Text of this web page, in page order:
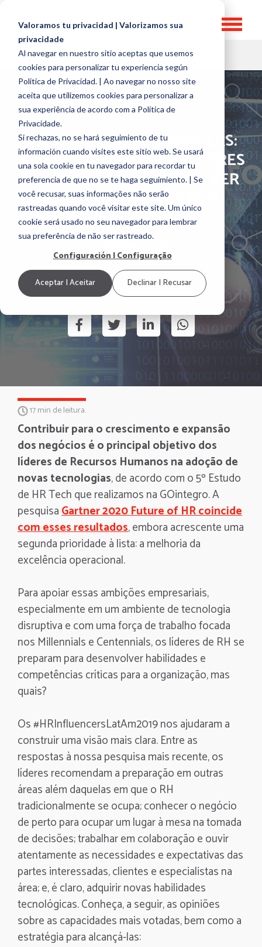
Valoramos tu privacidad | Valorizamos sua
privacidade
Al navegar en nuestro sitio aceptas que usemos
cookies para personalizar tu experiencia según
Politica de Privacidad. | Ao navegar no nosso site
aceita que utilizemos cookies para personalizar a
sua experiência de acordo com a Política de
Privacidade.
Si rechazas, no se hará seguimiento de tu
información cuando visites este sitio web. Se usará
una sola cookie en tu navegador para recordar tu
preferencia de que no se te haga seguimiento. | Se
você recusar, suas informações não serão
rastreadas quando você visitar este site. Um único
cookie será usado no seu navegador para lembrar
sua preferência de não ser rastreado.
Configuración | Configuração
Aceptar | Aceitar Declinar | Recusar
HR TOPICS
[OPINIÃO] HR INFLUENCERS:
HABILIDADES QUE OS LÍDERES
DE RH DEVEM DESENVOLVER
NOS PRÓXIMOS 5 ANOS
porDaniel Bogomoltz
HRInfluencersLatAm2019
17 min de leitura.
Contribuir para o crescimento e expansão
dos negócios é o principal objetivo dos
líderes de Recursos Humanos na adoção de
novas tecnologias, de acordo com o 5º Estudo
de HR Tech que realizamos na GOintegro. A
pesquisaGartner 2020 Future of HR coincide
com esses resultados, embora acrescente uma
segunda prioridade à lista: a melhoria da
excelência operacional.
Para apoiar essas ambições empresariais,
especialmente em um ambiente de tecnologia
disruptiva e com uma força de trabalho focada
nos Millennials e Centennials, os líderes de RH se
preparam para desenvolver habilidades e
competências críticas para a organização, mas
quais?
Os #HRInfluencersLatAm2019 nos ajudaram a
construir uma visão mais clara. Entre as
respostas à nossa pesquisa mais recente, os
líderes recomendam a preparação em outras
áreas além daquelas em que o RH
tradicionalmente se ocupa; conhecer o negócio
de perto para ocupar um lugar à mesa na tomada
de decisões; trabalhar em colaboração e ouvir
atentamente as necessidades e expectativas das
partes interessadas, clientes e especialistas na
área; e, é claro, adquirir novas habilidades
tecnológicas. Conheça, a seguir, as opiniões
sobre as capacidades mais votadas, bem como a
estratégia para alcançá-las: